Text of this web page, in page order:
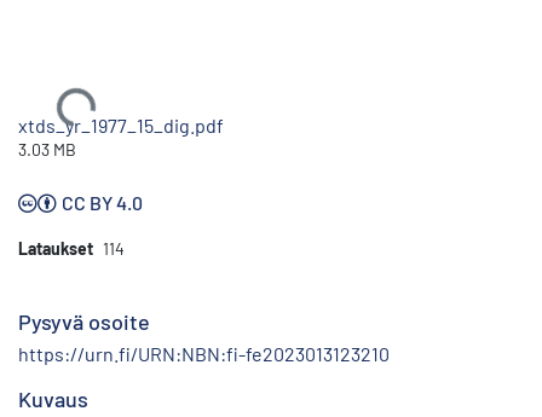
Ladataan...
xtds_yr_1977_15_dig.pdf
3.03 MB
CC BY 4.0
Lataukset 114
Pysyvä osoite
https://urn.fi/URN:NBN:fi-fe2023013123210
Kuvaus